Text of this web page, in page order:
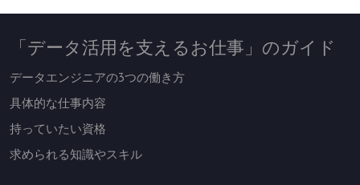
「データ活用を支えるお仕事」のガイド
データエンジニアの3つの働き方
具体的な仕事内容
持っていたい資格
求められる知識やスキル